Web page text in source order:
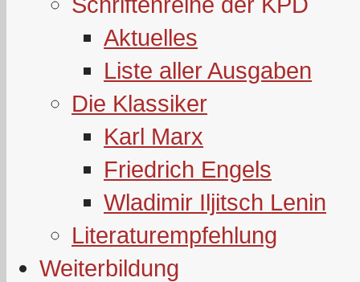
Aktuelles
Liste aller Ausgaben
Die Klassiker
Karl Marx
Friedrich Engels
Wladimir Iljitsch Lenin
Literaturempfehlung
Weiterbildung